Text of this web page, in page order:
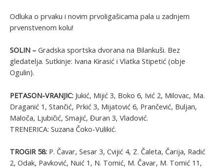
Odluka o prvaku i novim prvoligašicama pala u zadnjem
prvenstvenom kolu!
SOLIN – Gradska sportska dvorana na Bilankuši. Bez
gledatelja. Sutkinje: Ivana Kirasić i Vlatka Stipetić (obje
Ogulin).
PETASON-VRANJIC: Jukić, Mijić 3, Boko 6, Ivić 2, Milovac, Ma.
Draganić 1, Stančić, Prkić 3, Mijatović 6, Prančević, Buljan,
Maloča, Ljubičić, Smajić, Đuran 3, Vladović.
TRENERICA: Suzana Čoko-Vulikić.
TROGIR 58: P. Čavar, Sesar 3, Cvijić 4, Z. Čaleta, Čarija, Radić
2, Odak, Pavković, Nuić 1, N. Tomić, M. Čavar, M. Tomić 11,